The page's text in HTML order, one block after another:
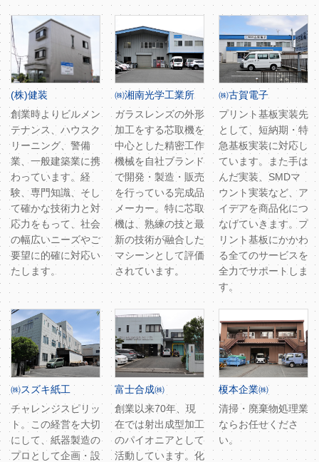
(株)健装
創業時よりビルメン
テナンス、ハウスク
リーニング、警備
業、一般建築業に携
わっています。経
験、専門知識、そし
て確かな技術力と対
応力をもって、社会
の幅広いニーズやご
要望に的確に対応い
たします。
㈱湘南光学工業所
ガラスレンズの外形
加工をする芯取機を
中心とした精密工作
機械を自社ブランド
で開発・製造・販売
を行っている完成品
メーカー。特に芯取
機は、熟練の技と最
新の技術が融合した
マシーンとして評価
されています。
㈱古賀電子
プリント基板実装先
として、短納期・特
急基板実装に対応し
ています。また手は
んだ実装、SMDマ
ウント実装など、ア
イデアを商品化につ
なげていきます。プ
リント基板にかかわ
る全てのサービスを
全力でサポートしま
す。
㈱スズキ紙工
チャレンジスピリッ
ト。この経営を大切
にして、紙器製造の
プロとして企画・設
富士合成㈱
創業以来70年、現
在では射出成型加工
のパイオニアとして
活動しています。化
榎本企業㈱
清掃・廃棄物処理業
ならお任せくださ
い。